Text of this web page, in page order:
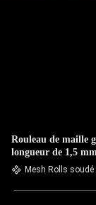
Rouleau de maille
longueur de 1,5
Mesh Rolls soudé